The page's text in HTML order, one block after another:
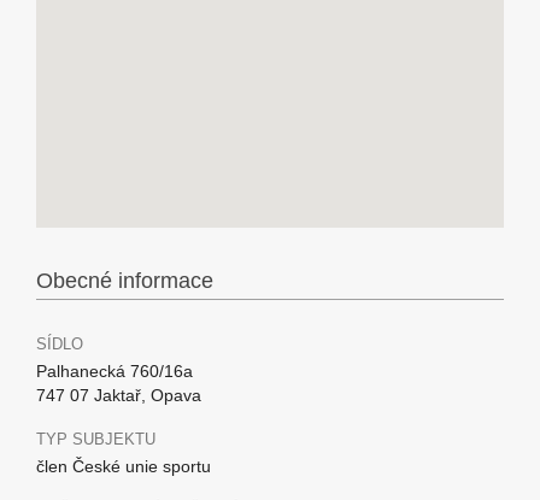
Obecné informace
SÍDLO
Palhanecká 760/16a
747 07 Jaktař, Opava
TYP SUBJEKTU
člen České unie sportu